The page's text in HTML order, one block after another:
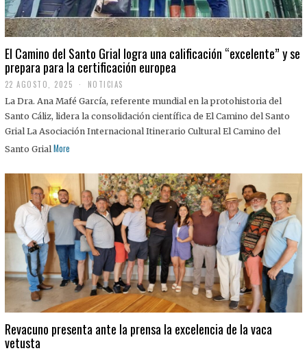
El Camino del Santo Grial logra una calificación “excelente” y se
prepara para la certificación europea
22 AGOSTO, 2025
2
A
G
O
S
2
5
NOTICIAS
La Dra. Ana Mafé García, referente mundial en la protohistoria del
Santo Cáliz, lidera la consolidación científica de El Camino del Santo
Grial La Asociación Internacional Itinerario Cultural El Camino del
Santo Grial More
Revacuno presenta ante la prensa la excelencia de la vaca
vetusta